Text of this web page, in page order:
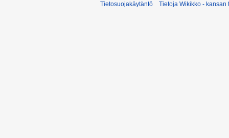
Tietosuojakäytäntö Tietoja Wikikko - kansan